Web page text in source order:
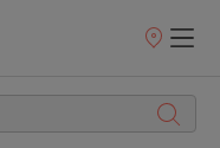
Points